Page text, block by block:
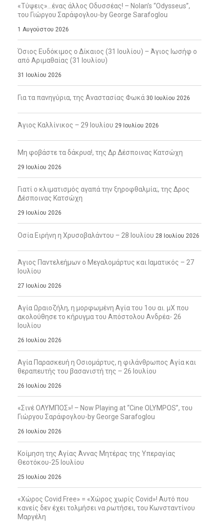
«Τύψεις»…ένας άλλος Οδυσσέας! – Nolan’s “Odysseus”,
του Γιώργου Σαράφογλου-by George Sarafoglou
1 Αυγούστου 2026
Όσιος Ευδόκιμος ο Δίκαιος (31 Ιουλίου) – Άγιος Ιωσήφ ο
από Αριμαθαίας (31 Ιουλίου)
31 Ιουλίου 2026
Για τα πανηγύρια, της Αναστασίας Φωκά 30 Ιουλίου 2026
Άγιος Καλλίνικος – 29 Ιουλίου 29 Ιουλίου 2026
Μη φοβάστε τα δάκρυα!, της Δρ Δέσποινας Κατσώχη
29 Ιουλίου 2026
Γιατί ο κλιματισμός αγαπά την ξηροφθαλμία;, της Δρος
Δέσποινας Κατσώχη
29 Ιουλίου 2026
Οσία Ειρήνη η Χρυσοβαλάντου – 28 Ιουλίου 28 Ιουλίου 2026
Άγιος Παντελεήμων ο Μεγαλομάρτυς και Ιαματικός – 27
Ιουλίου
27 Ιουλίου 2026
Αγία Ωραιοζήλη, η μορφωμένη Αγία του 1ου αι. μΧ που
ακολούθησε το κήρυγμα του Απόστολου Ανδρέα- 26
Ιουλίου
26 Ιουλίου 2026
Αγία Παρασκευή η Οσιομάρτυς, η φιλάνθρωπος Αγία και
θεραπευτής του βασανιστή της – 26 Ιουλίου
26 Ιουλίου 2026
«Σινέ ΟΛΥΜΠΟΣ»! – Now Playing at “Cine OLYMPOS”, του
Γιώργου Σαράφογλου-by George Sarafoglou
26 Ιουλίου 2026
Κοίμηση της Αγίας Άννας Μητέρας της Υπεραγίας
Θεοτόκου-25 Ιουλίου
25 Ιουλίου 2026
«Χώρος Covid Free» = «Χώρος χωρίς Covid»! Αυτό που
κανείς δεν έχει τολμήσει να ρωτήσει, του Κωνσταντίνου
Μαργέλη